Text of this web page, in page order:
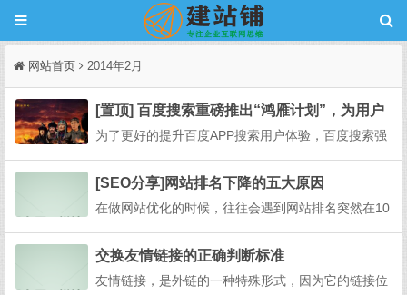
网站首页 2014年2月
[置顶] 百度搜索重磅推出“鸿雁计划”，为用户
体验保驾护航
为了更好的提升百度APP搜索用户体验，百度搜索强
开发者，助力开发者快速了解真实的搜索用户需求，
提升用户满意度。针对百度APP用户在使用百度搜索
过程中遇到的问题，比如内容违规/违法、内容侵犯个
人...
[SEO分享]网站排名下降的五大原因
在做网站优化的时候，往往会遇到网站排名突然在10
站快照回档等问题，那么出现这些问题的时候，我们
需要找到原因，然后进行改正，解决相关问题，今天
SEO博客与大家分享网站排名下降的五个原因：1、
交换友情链接的正确判断标准
友情链接，是外链的一种特殊形式，因为它的链接位